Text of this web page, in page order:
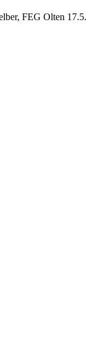
FEG Olten